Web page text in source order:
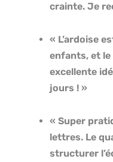
crainte. Je
« L’ardoise
enfants, et
excellente
jours ! »
« Super
lettres. Le
structurer